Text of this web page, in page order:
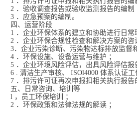
2 ．验收调查报告或验收监测报告的编制
3 ．应急预案的编制。
四、运营阶段
1 ．企业环保体系的建立和协助进行日常
2 ．企业环保合规性检查和解决方案的咨
3．企业污染诊断、污染物达标排放监督
4 ．环保设施、设备运营与维护 ；
5 ．企业环境风险评估，出具风险评估报
6 . 清洁生产审核、 ISOl4000 体系认证工
7 ．排污许可证再次申报扣相关执行报告
五、日常咨询、培训等
l ，员工环保培训 ；
2 ．环保政策和法律法规的解读 ；